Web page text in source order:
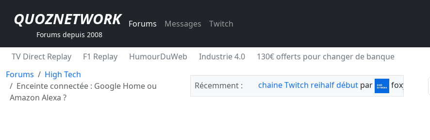
QUOZNETWORK
Forums depuis 2008
Forums Messages Twitch
TV Direct Replay F1 Replay HumourDuWeb Industrie 4.0
130€ offerts pour changer de banque
Forums
High Tech
Enceinte connectée : Google Home ou
Amazon Alexa ?
Récemment : chaine Twitch reihalf début par foxylabnyy